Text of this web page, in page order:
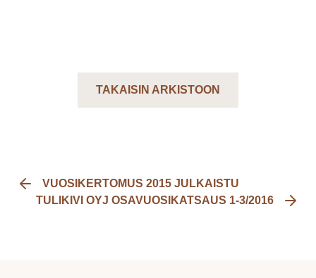
TAKAISIN ARKISTOON
VUOSIKERTOMUS 2015 JULKAISTU
TULIKIVI OYJ OSAVUOSIKATSAUS 1-3/2016